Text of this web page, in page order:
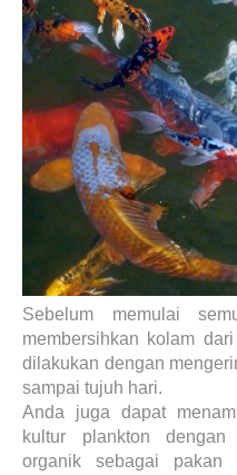
Sebelum memulai
membersihkan kolam
dilakukan dengan
sampai tujuh hari.
Anda juga dapat
kultur plankton
organik sebagai pakan